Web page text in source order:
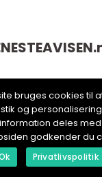
bruges cookies til
og
deles
godkender du
Privatlivspolitik